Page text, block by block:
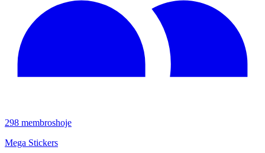
298 membroshoje
Mega Stickers